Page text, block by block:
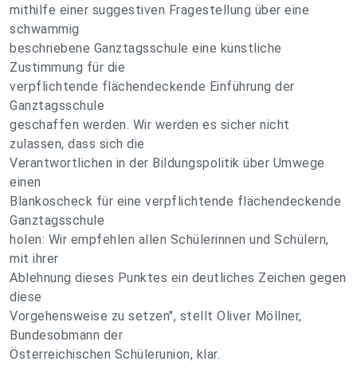
mithilfe einer suggestiven Fragestellung über eine
schwammig
beschriebene Ganztagsschule eine künstliche
Zustimmung für die
verpflichtende flächendeckende Einführung der
Ganztagsschule
geschaffen werden. Wir werden es sicher nicht
zulassen, dass sich die
Verantwortlichen in der Bildungspolitik über Umwege
einen
Blankoscheck für eine verpflichtende flächendeckende
Ganztagsschule
holen: Wir empfehlen allen Schülerinnen und Schülern,
mit ihrer
Ablehnung dieses Punktes ein deutliches Zeichen gegen
diese
Vorgehensweise zu setzen", stellt Oliver Möllner,
Bundesobmann der
Österreichischen Schülerunion, klar.